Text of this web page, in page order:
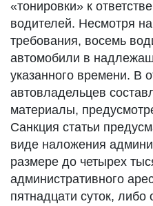
«тонировки» к
водителей. Несмотря
требования, восемь
автомобили в
указанного времени. В
автовладельцев
материалы,
Санкция статьи
виде наложения
размере до четырех
административного
пятнадцати суток, либо